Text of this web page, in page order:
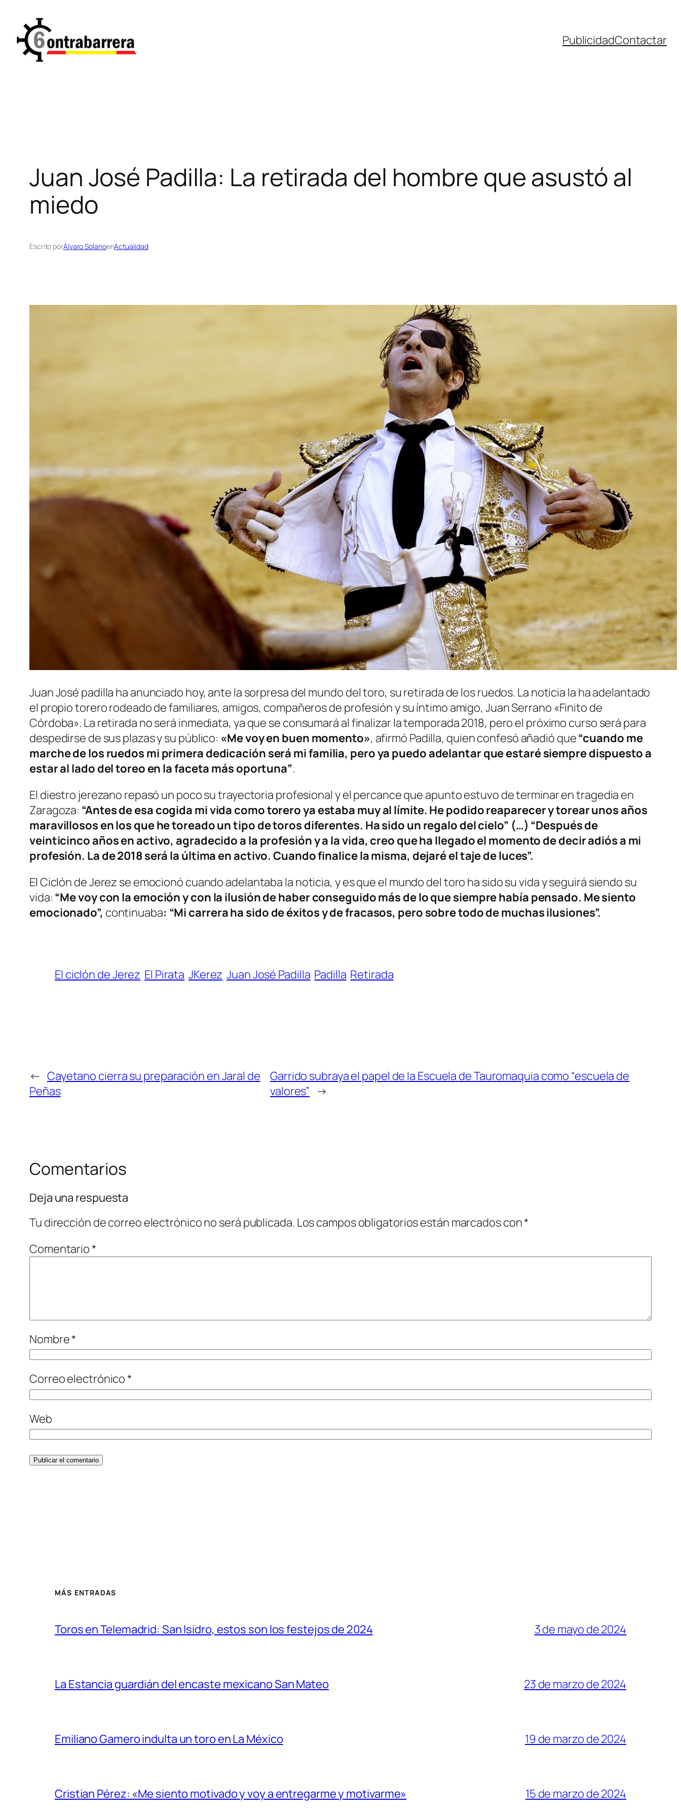
contenido
PublicidadContactar
Juan José Padilla: La retirada del hombre que asustó al
miedo
Escrito porÁlvaro SolanoenActualidad
Juan José padilla ha anunciado hoy, ante la sorpresa del mundo del toro, su retirada de los ruedos. La noticia la ha adelantado
el propio torero rodeado de familiares, amigos, compañeros de profesión y su íntimo amigo, Juan Serrano «Finito de
Córdoba». La retirada no será inmediata, ya que se consumará al finalizar la temporada 2018, pero el próximo curso será para
despedirse de sus plazas y su público: «Me voy en buen momento», afirmó Padilla, quien confesó añadió que“cuando me
marche de los ruedos mi primera dedicación será mi familia, pero ya puedo adelantar que estaré siempre dispuesto a
estar al lado del toreo en la faceta más oportuna”.
El diestro jerezano repasó un poco su trayectoria profesional y el percance que apunto estuvo de terminar en tragedia en
Zaragoza: “Antes de esa cogida mi vida como torero ya estaba muy al límite. He podido reaparecer y torear unos años
maravillosos en los que he toreado un tipo de toros diferentes. Ha sido un regalo del cielo” (…) “Después de
veinticinco años en activo, agradecido a la profesión y a la vida, creo que ha llegado el momento de decir adiós a mi
profesión. La de 2018 será la última en activo. Cuando finalice la misma, dejaré el taje de luces”.
El Ciclón de Jerez se emocionó cuando adelantaba la noticia, y es que el mundo del toro ha sido su vida y seguirá siendo su
vida: “Me voy con la emoción y con la ilusión de haber conseguido más de lo que siempre había pensado. Me siento
emocionado”, continuaba: “Mi carrera ha sido de éxitos y de fracasos, pero sobre todo de muchas ilusiones”.
El ciclón de Jerez El Pirata JKerez Juan José Padilla Padilla Retirada
← Cayetano cierra su preparación en Jaral de
Peñas
Garrido subraya el papel de la Escuela de Tauromaquia como “escuela de
valores” →
Comentarios
Deja una respuesta
Tu dirección de correo electrónico no será publicada. Los campos obligatorios están marcados con*
Comentario*
Nombre*
Correo electrónico*
Web
MÁS ENTRADAS
Toros en Telemadrid: San Isidro, estos son los festejos de 2024 3 de mayo de 2024
La Estancia guardián del encaste mexicano San Mateo 23 de marzo de 2024
Emiliano Gamero indulta un toro en La México 19 de marzo de 2024
Cristian Pérez: «Me siento motivado y voy a entregarme y motivarme» 15 de marzo de 2024